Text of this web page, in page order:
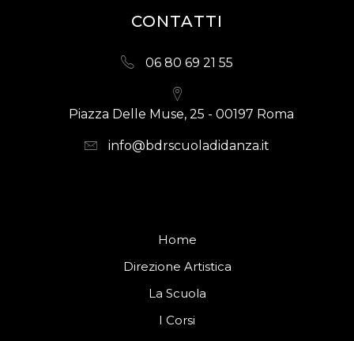
CONTATTI
06 80 69 21 55
Piazza Delle Muse, 25 - 00197 Roma
info@bdrscuoladidanza.it
Home
Direzione Artistica
La Scuola
I Corsi